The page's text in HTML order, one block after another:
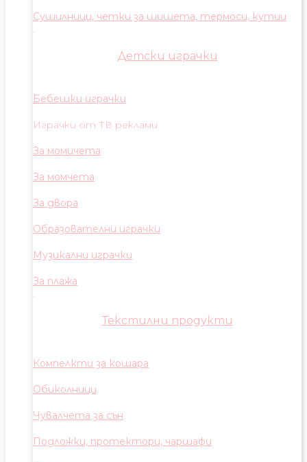
Сушилници, четки за шишета, термоси, кутии
Детски играчки
Бебешки играчки
Играчки от ТВ реклами
За момичета
За момчета
За двора
Образователни играчки
Музикални играчки
За плажа
Текстилни продукти
Компелкти за кошара
Обиколници
Чувалчета за сън
Подложки, протектори, чаршафи